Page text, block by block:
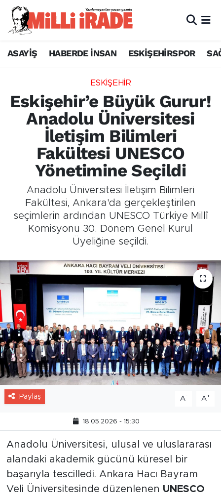
ASAYİŞ HABERDE İNSAN ESKİŞEHİRSPOR
ESKİŞEHİR
Eskişehir’e Büyük Gurur!
Anadolu Üniversitesi
İletişim Bilimleri
Fakültesi UNESCO
Yönetimine Seçildi
Anadolu Üniversitesi İletişim Bilimleri
Fakültesi, Ankara'da gerçekleştirilen
seçimlerin ardından UNESCO Türkiye Millî
Komisyonu 30. Dönem Genel Kurul
Üyeliğine seçildi.
Paylaş A- A+
18.05.2026 - 15:30
Anadolu Üniversitesi, ulusal ve uluslararası
alandaki akademik gücünü küresel bir
başarıyla tescilledi. Ankara Hacı Bayram
Veli Üniversitesinde düzenlenen UNESCO